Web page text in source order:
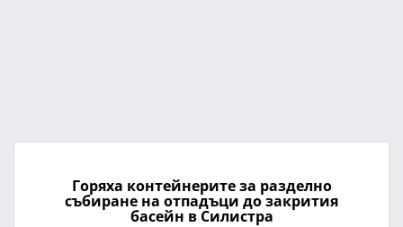
Горяха контейнерите за разделно
събиране на отпадъци до закрития
басейн в Силистра